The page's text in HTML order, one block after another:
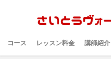
コース レッスン料金 講師紹介